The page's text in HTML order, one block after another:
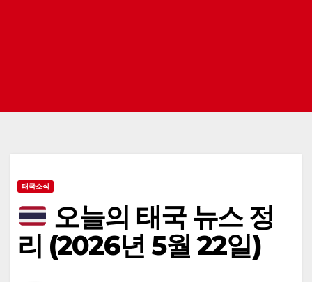
태국소식
오늘의 태국 뉴스 정
리 (2026년 5월 22일)